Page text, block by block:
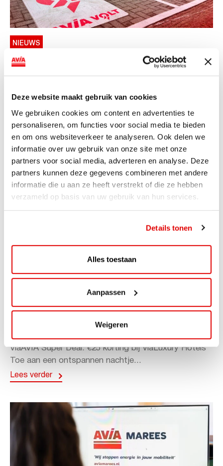
Deze website maakt gebruik van cookies
We gebruiken cookies om content en advertenties te
personaliseren, om functies voor social media te bieden
en om ons websiteverkeer te analyseren. Ook delen we
informatie over uw gebruik van onze site met onze
partners voor social media, adverteren en analyse. Deze
partners kunnen deze gegevens combineren met andere
informatie die u aan ze heeft verstrekt of die ze hebben
verzameld op basis van uw gebruik van hun services.
Details tonen
Alles toestaan
Aanpassen
Weigeren
NIEUWS
AVIA VOLT en Fletcher Hotels starten
landelijke uitrol van DC-
AVIA VOLT en Fletcher Hotels starten landelijke uitrol
van DC-snellaadinfrastructuur AVIA VOLT en...
Lees verder
ViaAVIA Super Deal: 20% korting bij
ViaLuxury Hotels
ViaAVIA Super Deal: €25 korting bij ViaLuxury Hotels
Toe aan een ontspannen nachtje...
Lees verder